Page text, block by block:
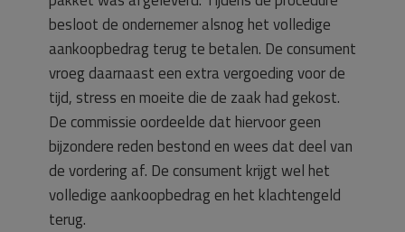
besloot de ondernemer alsnog het volledige
aankoopbedrag terug te betalen. De consument
vroeg daarnaast een extra vergoeding voor de
tijd, stress en moeite die de zaak had gekost.
De commissie oordeelde dat hiervoor geen
bijzondere reden bestond en wees dat deel van
de vordering af. De consument krijgt wel het
volledige aankoopbedrag en het klachtengeld
terug.